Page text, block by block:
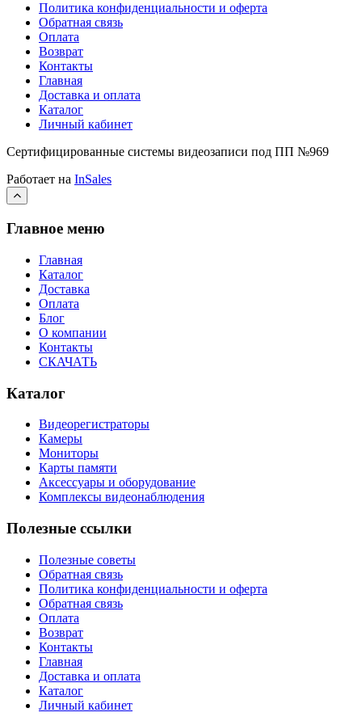
Политика конфиденциальности и оферта
Обратная связь
Оплата
Возврат
Контакты
Главная
Доставка и оплата
Каталог
Личный кабинет
Сертифицированные системы видеозаписи под ПП №969
Работает на InSales
Главное меню
Главная
Каталог
Доставка
Оплата
Блог
О компании
Контакты
СКАЧАТЬ
Каталог
Видеорегистраторы
Камеры
Мониторы
Карты памяти
Аксессуары и оборудование
Комплексы видеонаблюдения
Полезные ссылки
Полезные советы
Обратная связь
Политика конфиденциальности и оферта
Обратная связь
Оплата
Возврат
Контакты
Главная
Доставка и оплата
Каталог
Личный кабинет